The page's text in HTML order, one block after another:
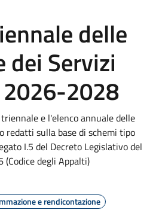
delle
dei Servizi
2028
e l'elenco annuale delle
redatti sulla base di schemi tipo
I.5 del Decreto Legislativo del
degli Appalti)
e rendicontazione